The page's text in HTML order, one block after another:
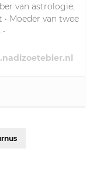
van astrologie,
Moeder van twee